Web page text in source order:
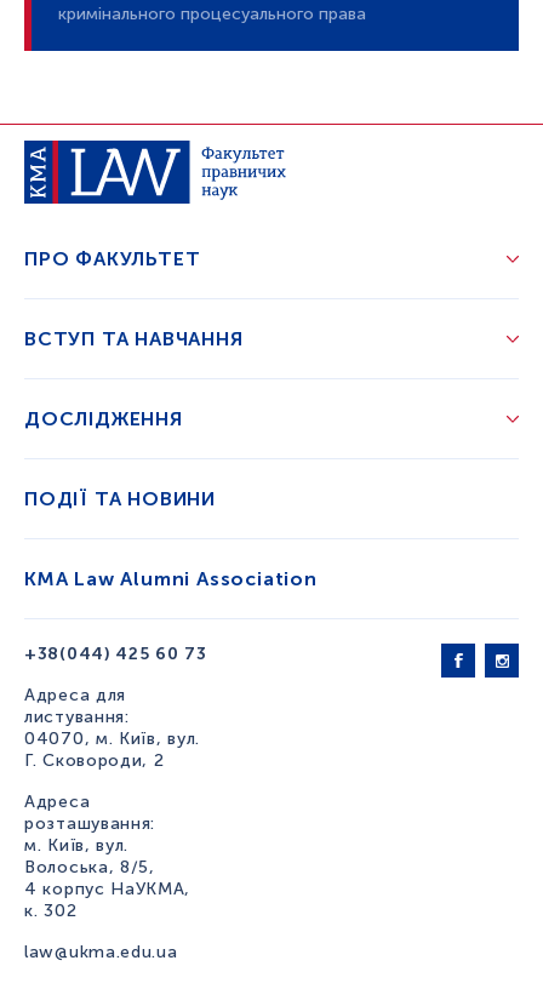
кримінального процесуального права
+38(044) 425 60 73
Адреса для
листування:
04070, м. Київ, вул.
Г. Сковороди, 2
Адреса
розташування:
м. Київ, вул.
Волоська, 8/5,
4 корпус НаУКМА,
к. 302
law@ukma.edu.ua
ПРО ФАКУЛЬТЕТ
ВСТУП ТА НАВЧАННЯ
ДОСЛІДЖЕННЯ
ПОДІЇ ТА НОВИНИ
KMA Law Alumni Association